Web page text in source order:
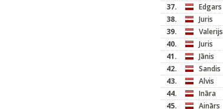
37.
Edgars
38.
Juris
39.
Valerijs
40.
Juris
41.
Jānis
42.
Sandis
43.
Alvis
44.
Ināra
45.
Ainārs